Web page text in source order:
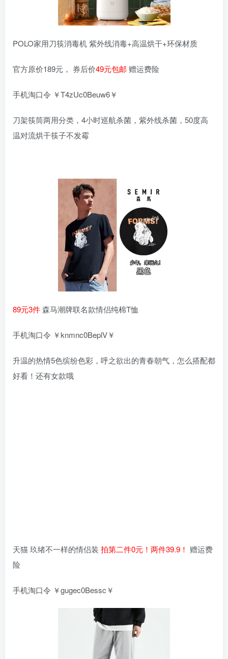
POLO家用刀筷消毒机 紫外线消毒+高温烘干+环保材质
官方原价189元， 券后价49元包邮 赠运费险
手机淘口令 ￥T4zUc0Beuw6￥
刀架筷筒两用分类，4小时巡航杀菌，紫外线杀菌，50度高
温对流烘干筷子不发霉
89元3件森马潮牌联名款情侣纯棉T恤
手机淘口令 ￥knmnc0BeplV￥
升温的热情5色缤纷色彩，呼之欲出的青春朝气，怎么搭配都
好看！还有女款哦
天猫 玖绪不一样的情侣装 拍第二件0元！两件39.9！ 赠运费
险
手机淘口令 ￥gugec0Bessc￥